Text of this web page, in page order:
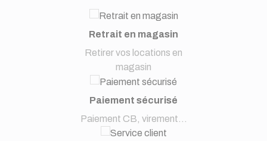
Retrait en magasin
Retirer vos locations en
magasin
Paiement sécurisé
Paiement CB, virement...